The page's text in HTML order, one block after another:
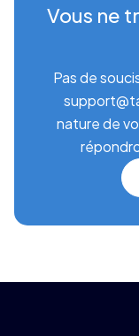
Vous ne
Pas de
nature de